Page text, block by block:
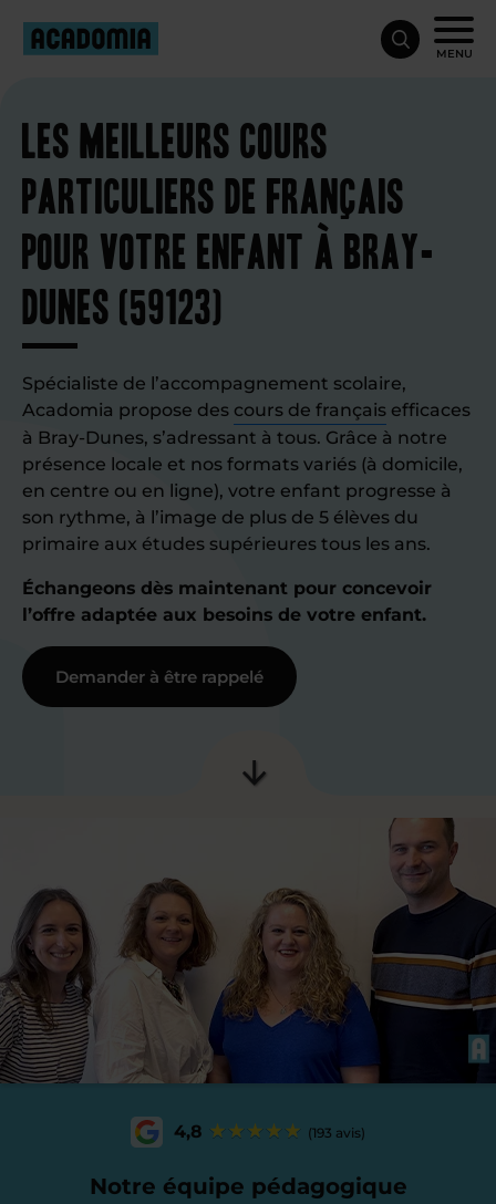
MENU
Les meilleurs cours
particuliers de français
pour votre enfant à Bray-
Dunes (59123)
Spécialiste de l’accompagnement scolaire,
Acadomia propose des cours de français efficaces
à Bray-Dunes, s’adressant à tous. Grâce à notre
présence locale et nos formats variés (à domicile,
en centre ou en ligne), votre enfant progresse à
son rythme, à l’image de plus de 5 élèves du
primaire aux études supérieures tous les ans.
Échangeons dès maintenant pour concevoir
l’offre adaptée aux besoins de votre enfant.
Demander à être rappelé
4,8 (193 avis)
Notre équipe pédagogique